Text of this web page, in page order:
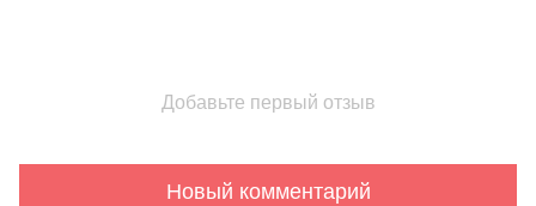
Добавьте первый отзыв
Новый комментарий